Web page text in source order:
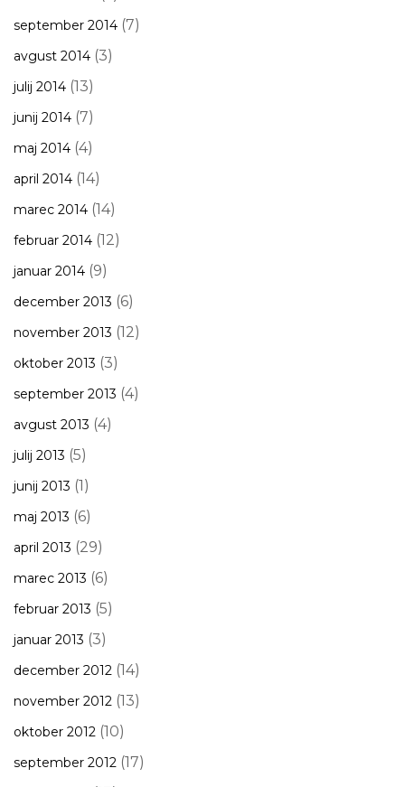
september 2014 (7)
avgust 2014 (3)
julij 2014 (13)
junij 2014 (7)
maj 2014 (4)
april 2014 (14)
marec 2014 (14)
februar 2014 (12)
januar 2014 (9)
december 2013 (6)
november 2013 (12)
oktober 2013 (3)
september 2013 (4)
avgust 2013 (4)
julij 2013 (5)
junij 2013 (1)
maj 2013 (6)
april 2013 (29)
marec 2013 (6)
februar 2013 (5)
januar 2013 (3)
december 2012 (14)
november 2012 (13)
oktober 2012 (10)
september 2012 (17)